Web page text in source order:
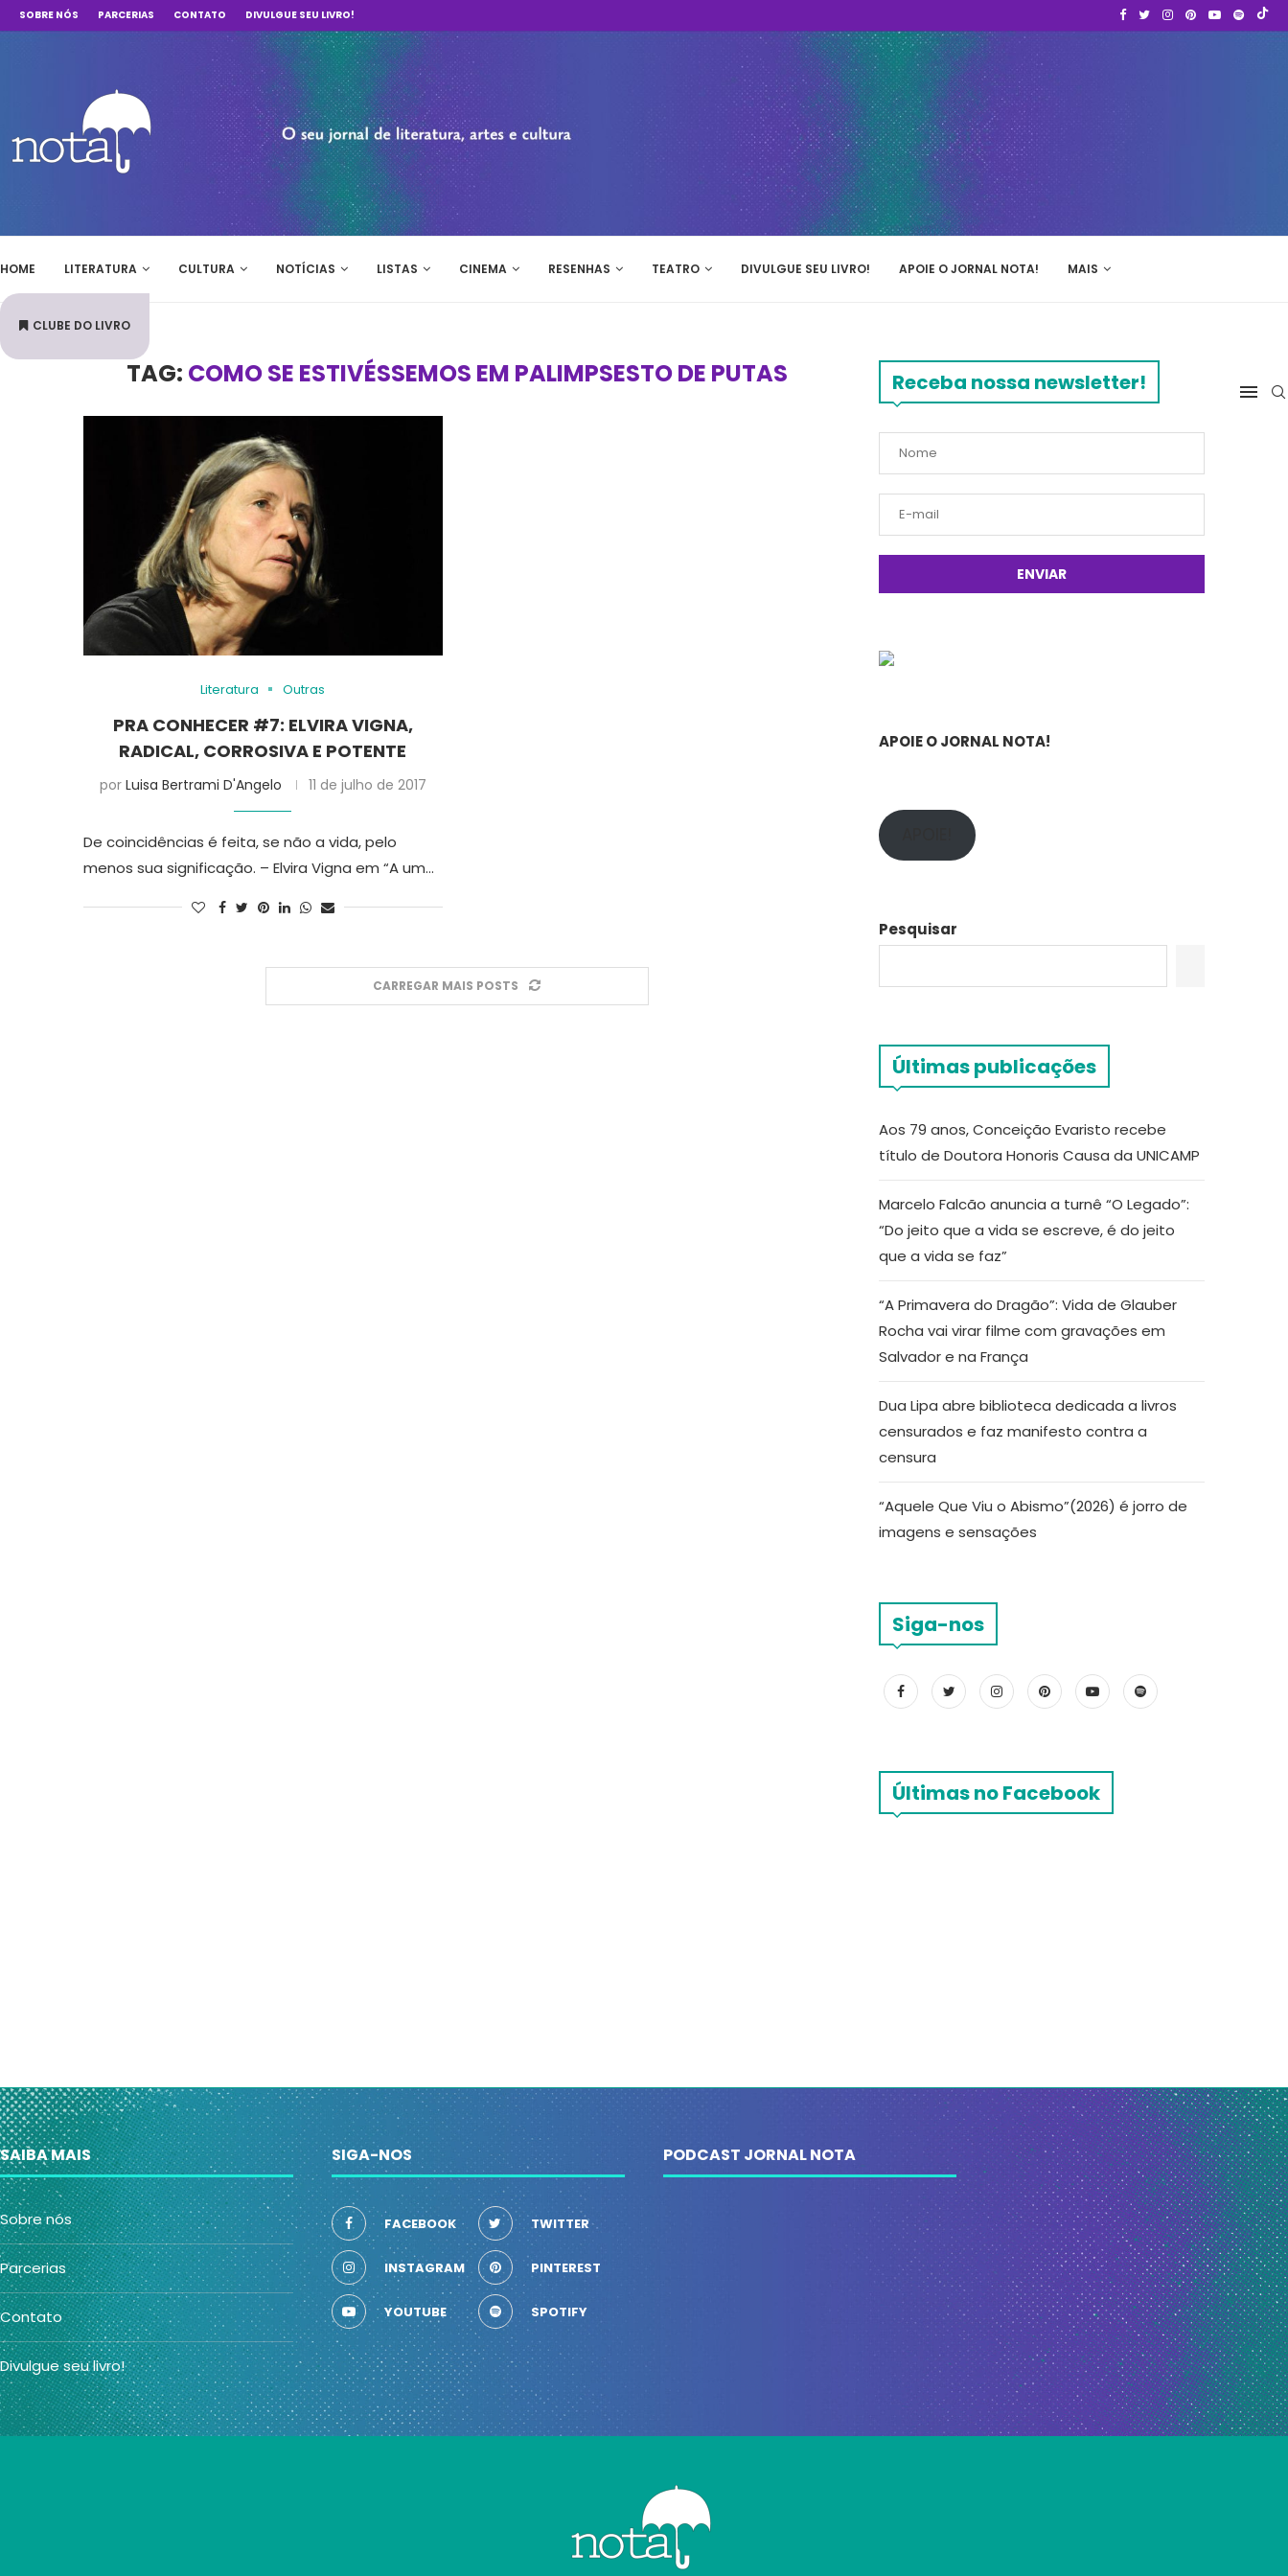
SOBRE NÓS PARCERIAS CONTATO DIVULGUE SEU LIVRO!
HOME LITERATURA CULTURA NOTÍCIAS LISTAS CINEMA RESENHAS TEATRO DIVULGUE SEU LIVRO! APOIE O JORNAL NOTA! MAIS
CLUBE DO LIVRO
TAG: COMO SE ESTIVÉSSEMOS EM PALIMPSESTO DE PUTAS
Literatura Outras
PRA CONHECER #7: ELVIRA VIGNA,
RADICAL, CORROSIVA E POTENTE
por Luisa Bertrami D'Angelo 11 de julho de 2017
De coincidências é feita, se não a vida, pelo
menos sua significação. – Elvira Vigna em “A um…
CARREGAR MAIS POSTS
Receba nossa newsletter!
APOIE O JORNAL NOTA!
Pesquisar
Últimas publicações
Aos 79 anos, Conceição Evaristo recebe
título de Doutora Honoris Causa da UNICAMP
Marcelo Falcão anuncia a turnê “O Legado”:
“Do jeito que a vida se escreve, é do jeito
que a vida se faz”
“A Primavera do Dragão”: Vida de Glauber
Rocha vai virar filme com gravações em
Salvador e na França
Dua Lipa abre biblioteca dedicada a livros
censurados e faz manifesto contra a
censura
“Aquele Que Viu o Abismo”(2026) é jorro de
imagens e sensações
Siga-nos
Últimas no Facebook
SAIBA MAIS
Sobre nós
Parcerias
Contato
Divulgue seu livro!
SIGA-NOS
FACEBOOK TWITTER
INSTAGRAM PINTEREST
YOUTUBE SPOTIFY
PODCAST JORNAL NOTA